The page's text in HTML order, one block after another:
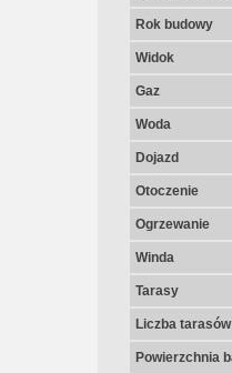
Rok budowy
Widok
Gaz
Woda
Dojazd
Otoczenie
Ogrzewanie
Winda
Tarasy
Liczba tarasów
Powierzchnia